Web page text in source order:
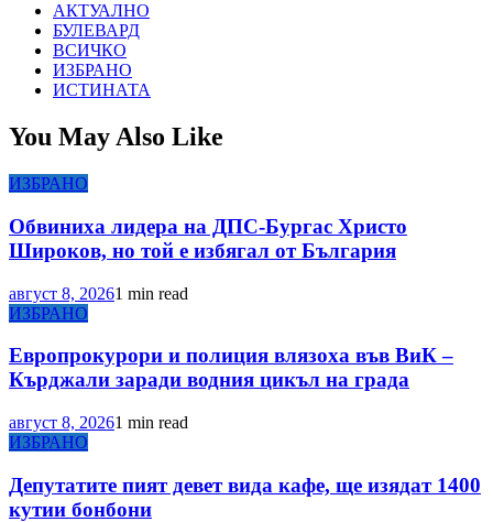
АКТУАЛНО
БУЛЕВАРД
ВСИЧКО
ИЗБРАНО
ИСТИНАТА
You May Also Like
ИЗБРАНО
Обвиниха лидера на ДПС-Бургас Христо
Широков, но той е избягал от България
август 8, 20261 min read
ИЗБРАНО
Европрокурори и полиция влязоха във ВиК –
Кърджали заради водния цикъл на града
август 8, 20261 min read
ИЗБРАНО
Депутатите пият девет вида кафе, ще изядат 1400
кутии бонбони